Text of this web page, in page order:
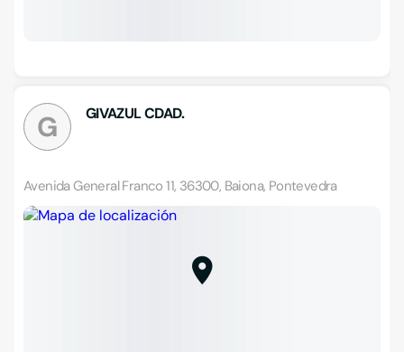
G GIVAZUL CDAD.
Avenida General Franco 11, 36300, Baiona, Pontevedra